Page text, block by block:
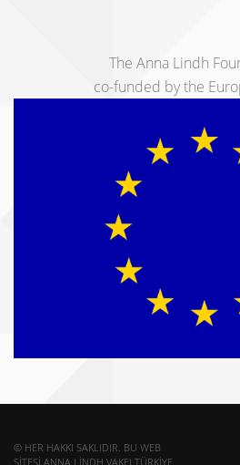
The Anna Lindh
co-funded by the
© HER HAKKI SAKLIDIR. BU WEB
SITESI ANNA LINDH VAKFI TÜRKIYE